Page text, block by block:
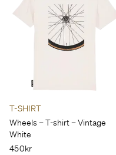
T-SHIRT
Wheels – T-shirt – Vintage
White
450kr